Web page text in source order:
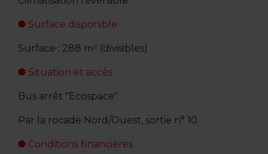
Surface disponible
Surface : 288 m² (divisibles)
Situation et accès
Bus arrêt "Ecospace"
Par la rocade Nord/Ouest, sortie n° 10.
Conditions financières